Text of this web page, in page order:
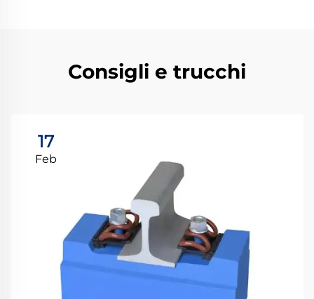
Consigli e trucchi
17
Feb